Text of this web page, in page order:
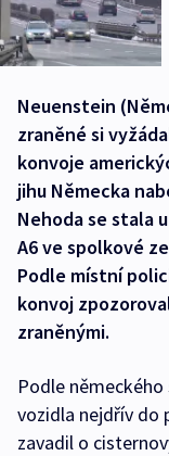
Neuenstein
zraněné si
konvoje
jihu Německa
Nehoda se stala
A6 ve spolkové
Podle místní
konvoj
zraněnými.
Podle
vozidla nejdřív do
zavadil o